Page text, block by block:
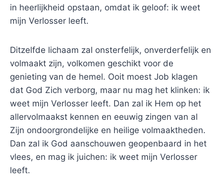
in heerlijkheid opstaan, omdat ik geloof: ik weet
mijn Verlosser leeft.
Ditzelfde lichaam zal onsterfelijk, onverderfelijk en
volmaakt zijn, volkomen geschikt voor de
genieting van de hemel. Ooit moest Job klagen
dat God Zich verborg, maar nu mag het klinken: ik
weet mijn Verlosser leeft. Dan zal ik Hem op het
allervolmaakst kennen en eeuwig zingen van al
Zijn ondoorgrondelijke en heilige volmaaktheden.
Dan zal ik God aanschouwen geopenbaard in het
vlees, en mag ik juichen: ik weet mijn Verlosser
leeft.